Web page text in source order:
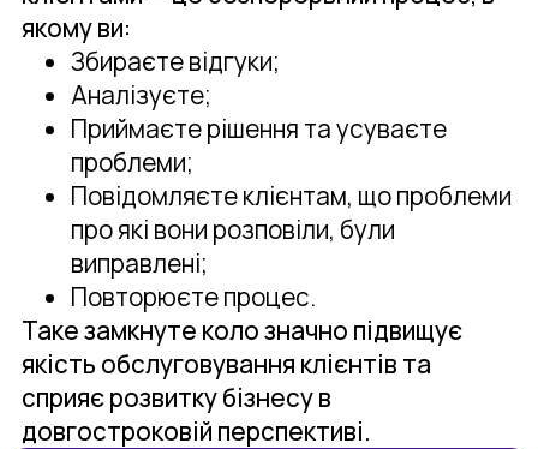
якому ви:
Збираєте відгуки;
Аналізуєте;
Приймаєте рішення та усуваєте
проблеми;
Повідомляєте клієнтам, що проблеми
про які вони розповіли, були
виправлені;
Повторюєте процес.
Таке замкнуте коло значно підвищує
якість обслуговування клієнтів та
сприяє розвитку бізнесу в
довгостроковій перспективі.